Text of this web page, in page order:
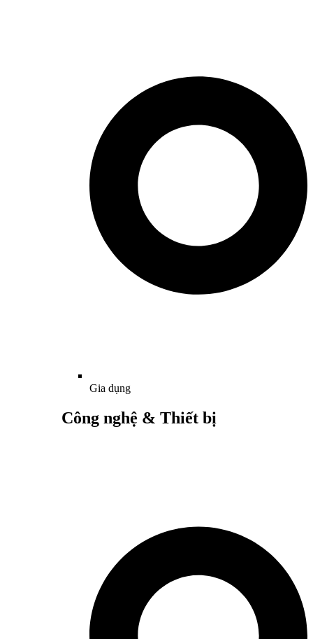
Gia dụng
Công nghệ & Thiết bị